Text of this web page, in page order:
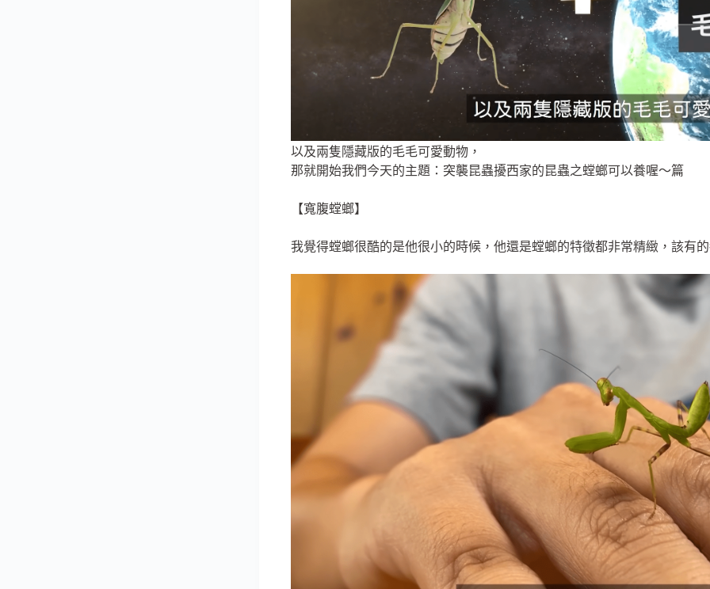
以及兩隻隱藏版的毛毛可愛動物，
那就開始我們今天的主題：突襲昆蟲擾西家的昆蟲之螳螂可以養喔～篇
【寬腹螳螂】
我覺得螳螂很酷的是他很小的時候，他還是螳螂的特徵都非常精緻，該有